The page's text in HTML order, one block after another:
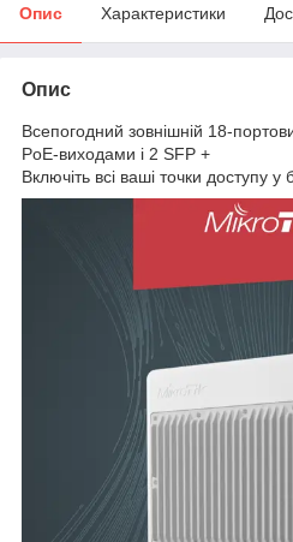
Опис Характеристики
Опис
Всепогодний зовнішній 18-
PoE-виходами і 2 SFP +
Включіть всі ваші точки доступу у